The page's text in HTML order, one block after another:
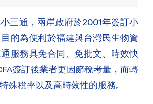
三通，兩岸政府於2001年簽訂小
的為便利於福建與台灣民生物資
服務具免合同、免批文、時效快
簽訂後業者更因節稅考量，而轉
殊稅率以及高時效性的服務。